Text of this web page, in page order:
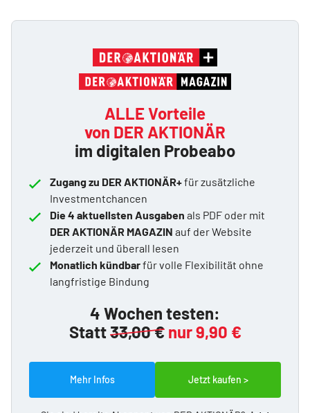
ALLE Vorteile
von DER AKTIONÄR
im digitalen Probeabo
Zugang zu DER AKTIONÄR+für zusätzliche
Investmentchancen
Die 4 aktuellsten Ausgaben als PDF oder mit
DER AKTIONÄR MAGAZIN auf der Website
jederzeit und überall lesen
Monatlich kündbarfür volle Flexibilität ohne
langfristige Bindung
4 Wochen testen:
Statt33,00 € nur 9,90 €
Mehr Infos Jetzt kaufen >